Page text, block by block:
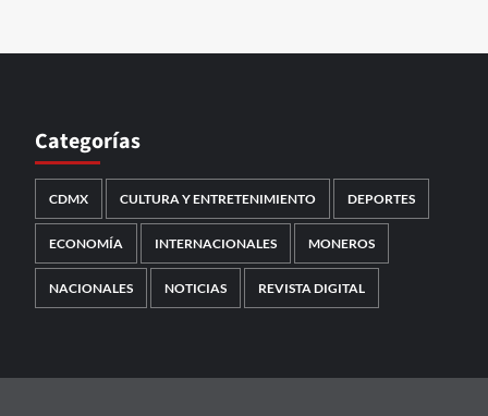
Categorías
CDMX CULTURA Y ENTRETENIMIENTO DEPORTES
ECONOMÍA INTERNACIONALES MONEROS
NACIONALES NOTICIAS REVISTA DIGITAL